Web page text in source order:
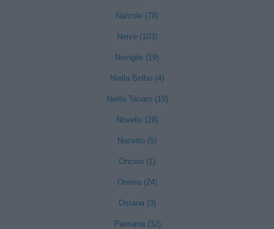
Narzole (78)
Neive (103)
Neviglie (19)
Niella Belbo (4)
Niella Tanaro (19)
Novello (28)
Nucetto (5)
Oncino (1)
Ormea (24)
Ostana (3)
Paesana (32)